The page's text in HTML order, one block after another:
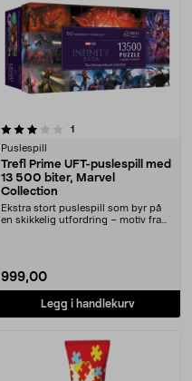
1
Puslespill
Trefl Prime UFT-puslespill med
13 500 biter, Marvel
Collection
Ekstra stort puslespill som byr på
en skikkelig utfordring – motiv fra
999,00
Legg i handlekurv